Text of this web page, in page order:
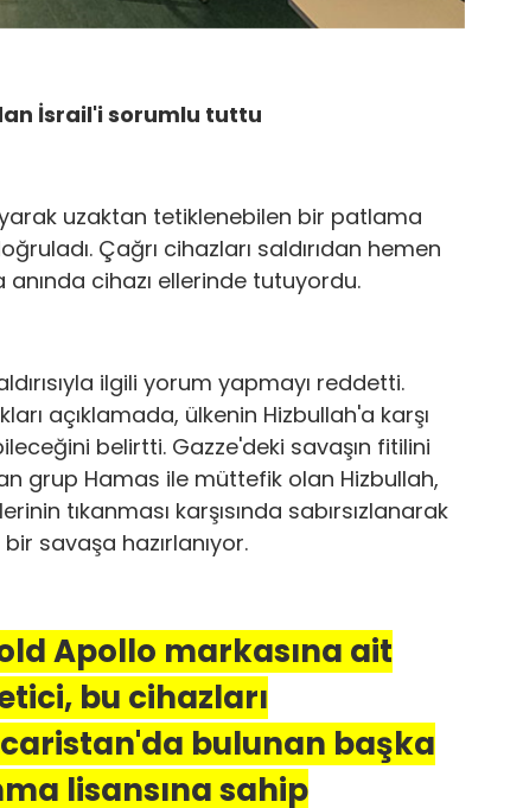
İsrail'i sorumlu tuttu
uzaktan tetiklenebilen bir patlama
Çağrı cihazları saldırıdan hemen
cihazı ellerinde tutuyordu.
ilgili yorum yapmayı reddetti.
açıklamada, ülkenin Hizbullah'a karşı
belirtti. Gazze'deki savaşın fitilini
grup Hamas ile müttefik olan Hizbullah,
tıkanması karşısında sabırsızlanarak
savaşa hazırlanıyor.
Apollo markasına ait
bu cihazları
bulunan başka
lisansına sahip